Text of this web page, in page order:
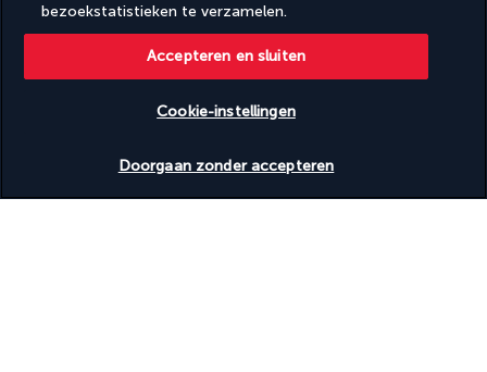
Turkish Airlines Holidays
Beoordeeld4,2/ 5
bezoekstatistieken te verzamelen.
Cookie-instellingen
Doorgaan zonder accepteren
Accepteren en sluiten